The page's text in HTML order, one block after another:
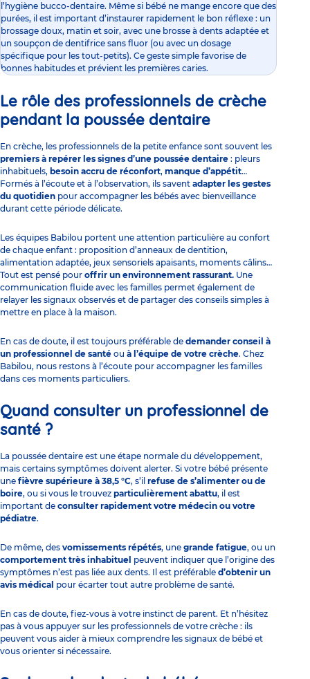
l’hygiène bucco-dentaire. Même si bébé ne mange encore que des
purées, il est important d’instaurer rapidement le bon réflexe : un
brossage doux, matin et soir, avec une brosse à dents adaptée et
un soupçon de dentifrice sans fluor (ou avec un dosage
spécifique pour les tout-petits). Ce geste simple favorise de
bonnes habitudes et prévient les premières caries.
Le rôle des professionnels de crèche
pendant la poussée dentaire
En crèche, les professionnels de la petite enfance sont souvent les
premiers à repérer les signes d’une poussée dentaire : pleurs
inhabituels, besoin accru de réconfort, manque d’appétit…
Formés à l’écoute et à l’observation, ils savent adapter les gestes
du quotidien pour accompagner les bébés avec bienveillance
durant cette période délicate.
Les équipes Babilou portent une attention particulière au confort
de chaque enfant : proposition d’anneaux de dentition,
alimentation adaptée, jeux sensoriels apaisants, moments câlins…
Tout est pensé pour offrir un environnement rassurant. Une
communication fluide avec les familles permet également de
relayer les signaux observés et de partager des conseils simples à
mettre en place à la maison.
En cas de doute, il est toujours préférable de demander conseil à
un professionnel de santé ou à l’équipe de votre crèche. Chez
Babilou, nous restons à l’écoute pour accompagner les familles
dans ces moments particuliers.
Quand consulter un professionnel de
santé ?
La poussée dentaire est une étape normale du développement,
mais certains symptômes doivent alerter. Si votre bébé présente
une fièvre supérieure à 38,5 °C, s’il refuse de s’alimenter ou de
boire, ou si vous le trouvez particulièrement abattu, il est
important de consulter rapidement votre médecin ou votre
pédiatre.
De même, des vomissements répétés, une grande fatigue, ou un
comportement très inhabituel peuvent indiquer que l’origine des
symptômes n’est pas liée aux dents. Il est préférable d’obtenir un
avis médical pour écarter tout autre problème de santé.
En cas de doute, fiez-vous à votre instinct de parent. Et n’hésitez
pas à vous appuyer sur les professionnels de votre crèche : ils
peuvent vous aider à mieux comprendre les signaux de bébé et
vous orienter si nécessaire.